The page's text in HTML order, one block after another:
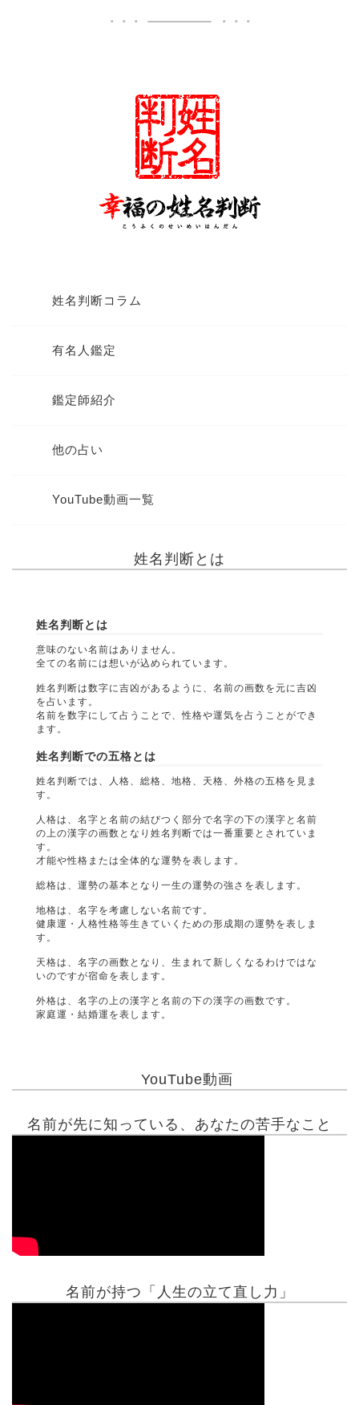
姓名判断コラム
有名人鑑定
鑑定師紹介
他の占い
YouTube動画一覧
姓名判断とは
姓名判断とは
意味のない名前はありません。
全ての名前には想いが込められています。
姓名判断は数字に吉凶があるように、名前の画数を元に吉凶
を占います。
名前を数字にして占うことで、性格や運気を占うことができ
ます。
姓名判断での五格とは
姓名判断では、人格、総格、地格、天格、外格の五格を見ま
す。
人格は、名字と名前の結びつく部分で名字の下の漢字と名前
の上の漢字の画数となり姓名判断では一番重要とされていま
す。
才能や性格または全体的な運勢を表します。
総格は、運勢の基本となり一生の運勢の強さを表します。
地格は、名字を考慮しない名前です。
健康運・人格性格等生きていくための形成期の運勢を表しま
す。
天格は、名字の画数となり、生まれて新しくなるわけではな
いのですが宿命を表します。
外格は、名字の上の漢字と名前の下の漢字の画数です。
家庭運・結婚運を表します。
YouTube動画
名前が先に知っている、あなたの苦手なこと
名前が持つ「人生の立て直し力」